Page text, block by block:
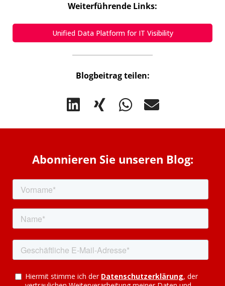
Weiterführende Links:
Unified Data Platform for IT Visibility
Blogbeitrag teilen:
Abonnieren Sie unseren Blog: